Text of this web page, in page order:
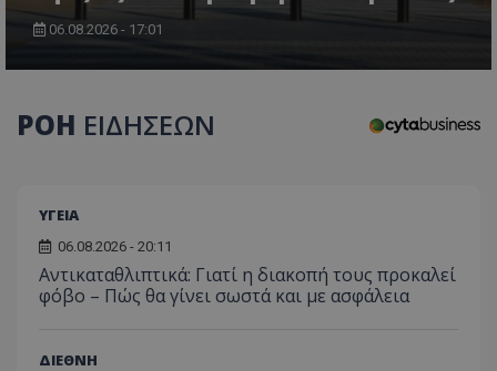
06.08.2026 - 17:01
ΡΟΗ ΕΙΔΗΣΕΩΝ
ΥΓΕΙΑ
06.08.2026 - 20:11
Αντικαταθλιπτικά: Γιατί η διακοπή τους προκαλεί
φόβο – Πώς θα γίνει σωστά και με ασφάλεια
ΔΙΕΘΝΗ